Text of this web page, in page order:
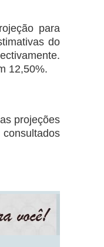
para
do
12,50%.
projeções